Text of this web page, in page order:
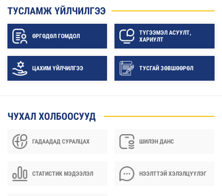
ТУСЛАМЖ ҮЙЛЧИЛГЭЭ
ӨРГӨДӨЛ ГОМДОЛ
ТҮГЭЭМЭЛ АСУУЛТ,
ХАРИУЛТ
ЦАХИМ ҮЙЛЧИЛГЭЭ ТУСГАЙ ЗӨВШӨӨРӨЛ
ЧУХАЛ ХОЛБООСУУД
ГАДААДАД СУРАЛЦАХ ШИЛЭН ДАНС
СТАТИСТИК МЭДЭЭЛЭЛ НЭЭЛТТЭЙ ХЭЛЭЛЦҮҮЛЭГ